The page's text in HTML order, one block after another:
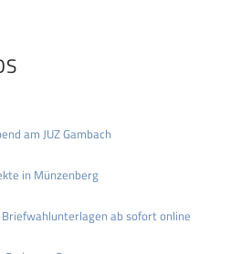
am JUZ Gambach
in Münzenberg
ab sofort online